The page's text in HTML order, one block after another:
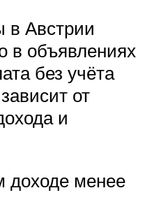
в Австрии
в объявлениях
без учёта
от
и
доходе менее